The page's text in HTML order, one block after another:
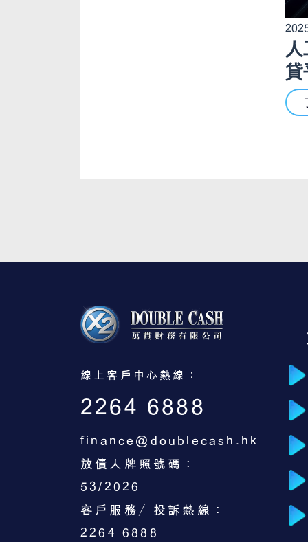
貸
線上客戶中心熱線：
2264 6888
finance@doublecash.hk
放債人牌照號碼：
53/2026
客戶服務／投訴熱線：
2264 6888